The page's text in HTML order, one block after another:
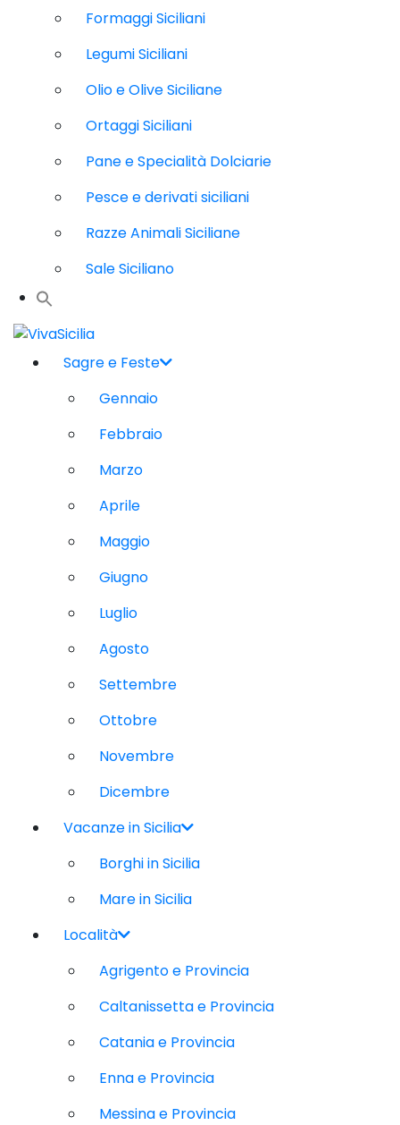
Formaggi Siciliani
Legumi Siciliani
Olio e Olive Siciliane
Ortaggi Siciliani
Pane e Specialità Dolciarie
Pesce e derivati siciliani
Razze Animali Siciliane
Sale Siciliano
Sagre e Feste
Gennaio
Febbraio
Marzo
Aprile
Maggio
Giugno
Luglio
Agosto
Settembre
Ottobre
Novembre
Dicembre
Vacanze in Sicilia
Borghi in Sicilia
Mare in Sicilia
Località
Agrigento e Provincia
Caltanissetta e Provincia
Catania e Provincia
Enna e Provincia
Messina e Provincia